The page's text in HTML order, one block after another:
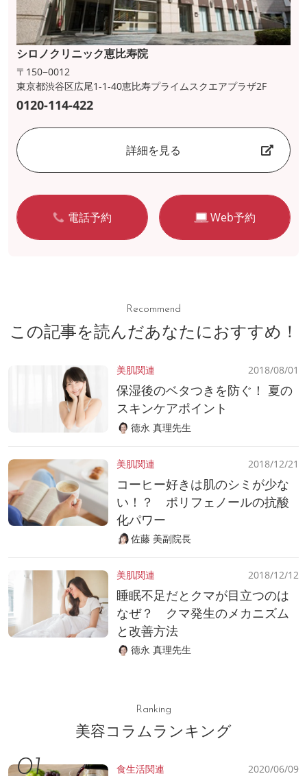
シロノクリニック恵比寿院
〒150−0012
東京都渋谷区広尾1-1-40恵比寿プライムスクエアプラザ2F
0120-114-422
詳細を見る
電話予約 Web予約
Recommend
この記事を読んだあなたにおすすめ！
美肌関連 2018/08/01
保湿後のベタつきを防ぐ！ 夏の
スキンケアポイント
徳永 真理先生
美肌関連 2018/12/21
コーヒー好きは肌のシミが少な
い！？ ポリフェノールの抗酸
化パワー
佐藤 美副院長
美肌関連 2018/12/12
睡眠不足だとクマが目立つのは
なぜ？ クマ発生のメカニズム
と改善方法
徳永 真理先生
Ranking
美容コラムランキング
食生活関連 2020/06/09